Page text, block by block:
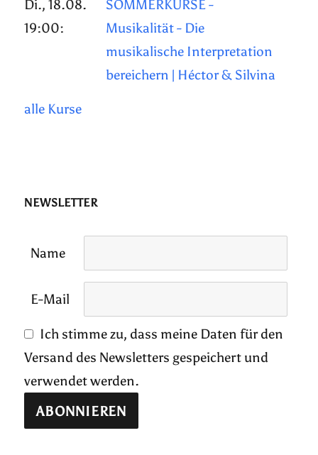
Di., 18.08.
19:00:
SOMMERKURSE -
Musikalität - Die
musikalische Interpretation
bereichern | Héctor & Silvina
alle Kurse
NEWSLETTER
Name
E-Mail
Ich stimme zu, dass meine Daten für den
Versand des Newsletters gespeichert und
verwendet werden.